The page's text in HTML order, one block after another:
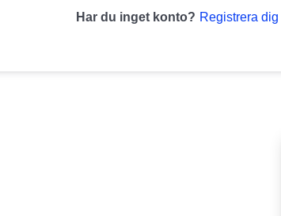
Har du inget konto? Registrera dig